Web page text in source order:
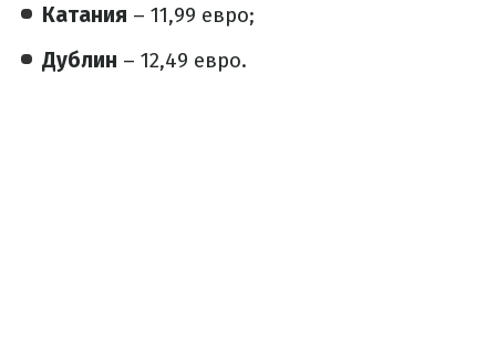
Катания – 11,99 евро;
Дублин – 12,49 евро.